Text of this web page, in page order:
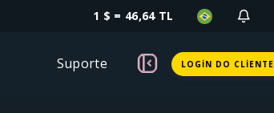
1 $ = 46,64 TL
Suporte LOGIN DO CLIENTE